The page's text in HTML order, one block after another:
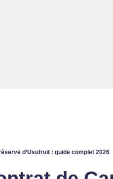
d’Usufruit : guide complet 2026